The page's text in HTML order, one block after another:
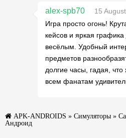
alex-spb70
15
Игра просто огонь!
кейсов и яркая
весёлым. Удобный
предметов
долгие часы, гадая,
всем фанатам
APK-ANDROIDS » Симуляторы »
Андроид